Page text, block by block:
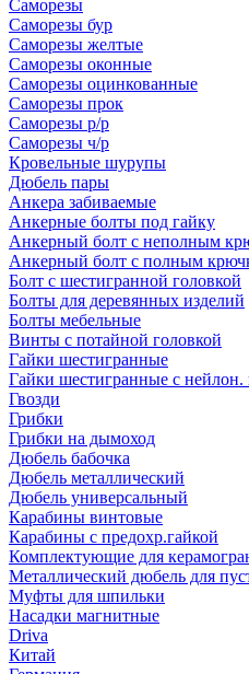
Саморезы
Саморезы бур
Саморезы желтые
Саморезы оконные
Саморезы оцинкованные
Саморезы прок
Саморезы р/р
Саморезы ч/р
Кровельные шурупы
Дюбель пары
Анкера забиваемые
Анкерные болты под гайку
Анкерный болт с неполным
Анкерный болт с полным
Болт с шестигранной головкой
Болты для деревянных изделий
Болты мебельные
Винты с потайной головкой
Гайки шестигранные
Гайки шестигранные с нейлон.
Гвозди
Грибки
Грибки на дымоход
Дюбель бабочка
Дюбель металлический
Дюбель универсальный
Карабины винтовые
Карабины с предохр.гайкой
Комплектующие для
Металлический дюбель для
Муфты для шпильки
Насадки магнитные
Driva
Китай